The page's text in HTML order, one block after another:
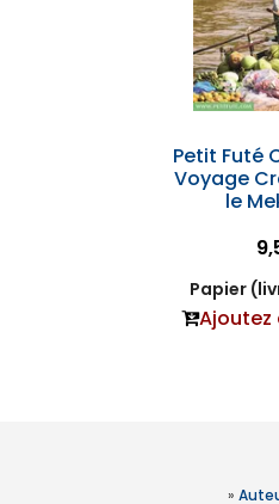
Petit Futé
Voyage
le
Papier
Ajoutez
»